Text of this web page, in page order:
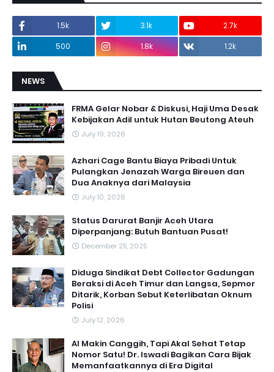
1.5k 3.1k
2.7k
500
1.8k 1.2k
NEWS
FRMA Gelar Nobar & Diskusi, Haji Uma Desak
Kebijakan Adil untuk Hutan Beutong Ateuh
July 19, 2026
Azhari Cage Bantu Biaya Pribadi Untuk
Pulangkan Jenazah Warga Bireuen dan
Dua Anaknya dari Malaysia
July 10, 2026
Status Darurat Banjir Aceh Utara
Diperpanjang: Butuh Bantuan Pusat!
December 25, 2025
Diduga Sindikat Debt Collector Gadungan
Beraksi di Aceh Timur dan Langsa, Sepmor
Ditarik, Korban Sebut Keterlibatan Oknum
Polisi
July 12, 2026
AI Makin Canggih, Tapi Akal Sehat Tetap
Nomor Satu! Dr. Iswadi Bagikan Cara Bijak
Memanfaatkannya di Era Digital